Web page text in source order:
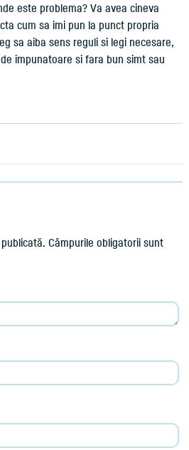
este problema? Va avea cineva
cum sa imi pun la punct propria
sa aiba sens reguli si legi necesare,
impunatoare si fara bun simt sau
Câmpurile obligatorii sunt